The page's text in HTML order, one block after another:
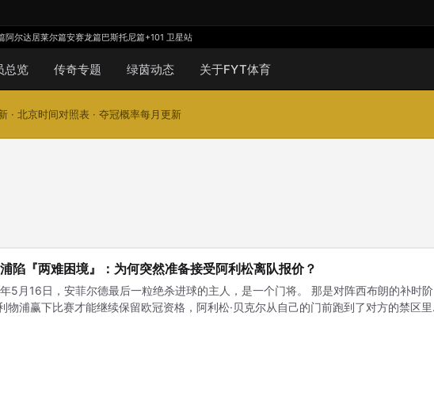
阿尔达居莱尔篇安赛龙篇巴斯托尼篇+101 卫星站
总览 传奇专题 绿茵动态 关于FYT体育
· 北京时间对照表 · 夺冠概率每月更新
陷『两难困境』：为何突然准备接受阿利松离队报价？
5月16日，安菲尔德最后一粒绝杀进球的主人，是一个门将。 那是对阵西布朗的补时阶
物浦赢下比赛才能继续保留欧冠资格，阿利松·贝克尔从自己的门前跑到了对方的禁区里